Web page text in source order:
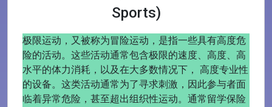
Sports)
极限运动，又被称为冒险运动，是指一些具有高度危
险的活动。这些活动通常包含极限的速度、高度、高
水平的体力消耗，以及在大多数情况下， 高度专业性
的设备。这类活动通常为了寻求刺激，因此参与者面
临着异常危险，甚至超出组织性运动。通常留学保险